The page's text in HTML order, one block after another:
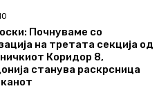
Почнуваме со
на третата секција од
Коридор 8,
станува раскрсница